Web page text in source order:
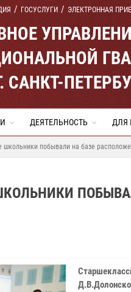
ГОСУСЛУГИ ЭЛЕКТРОННАЯ
САНКТ-
ДЕЯТЕЛЬНОСТЬ ДЛЯ
школьники побывали на базе